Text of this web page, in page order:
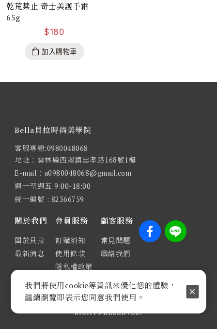
乾荒禁止 奇士美護手霜
65g
$180
加入購物車
Bella貝拉時尚美學院
客服專線:0980048068
地址：雲林縣西螺鎮忠孝路168號1樓
E-mail：a0980048068@gmail.com
週一至週五 9:00-18:00
統一編號 : 82366759
關於我們
關於貝拉
最新消息
會員服務
訂購須知
使用條款
隱私權政策
顧客服務
常見問題
聯絡我們
COPYRIGHT © 2024 BELLA貝拉時尚美學院 ALL
RIGHTS RESERVED.
我們將使用cookie等資訊來優化您的體驗，
繼續瀏覽即表示您同意我們使用。